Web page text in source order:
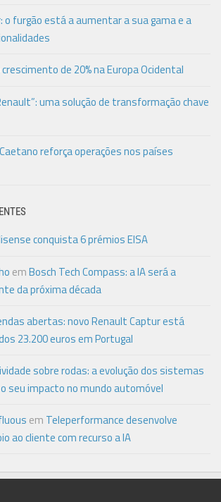
furgão está a aumentar a sua gama e a
de 20% na Europa Ocidental
uma solução de transformação chave
reforça operações nos países
conquista 6 prémios EISA
emBosch Tech Compass: a IA será a
da próxima década
abertas: novo Renault Captur está
23.200 euros em Portugal
sobre rodas: a evolução dos sistemas
seu impacto no mundo automóvel
em Teleperformance desenvolve
ao cliente com recurso a IA